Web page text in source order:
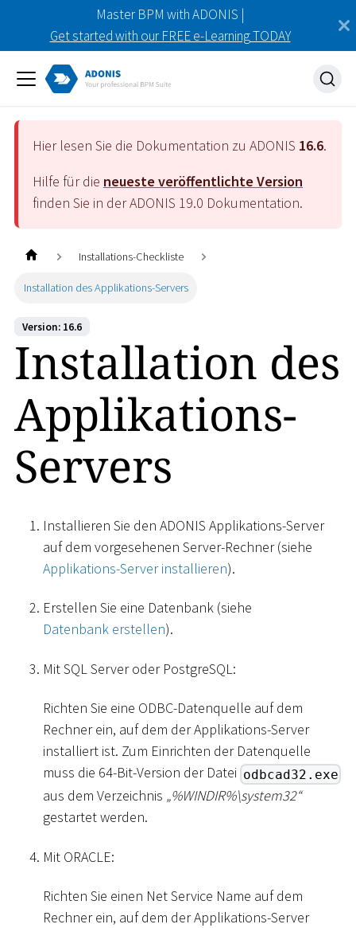
Master BPM with ADONIS |
Get started with our FREE e-Learning TODAY
Hier lesen Sie die Dokumentation zu ADONIS 16.6.
Hilfe für die neueste veröffentlichte Version
finden Sie in der ADONIS 19.0 Dokumentation.
Installations-Checkliste
Installation des Applikations-Servers
Version: 16.6
Installation des
Applikations-
Servers
Installieren Sie den ADONIS Applikations-Server
auf dem vorgesehenen Server-Rechner (siehe
Applikations-Server installieren).
Erstellen Sie eine Datenbank (siehe
Datenbank erstellen).
Mit SQL Server oder PostgreSQL:
Richten Sie eine ODBC-Datenquelle auf dem
Rechner ein, auf dem der Applikations-Server
installiert ist. Zum Einrichten der Datenquelle
muss die 64-Bit-Version der Datei odbcad32.exe
aus dem Verzeichnis „%WINDIR%\system32“
gestartet werden.
Mit ORACLE:
Richten Sie einen Net Service Name auf dem
Rechner ein, auf dem der Applikations-Server